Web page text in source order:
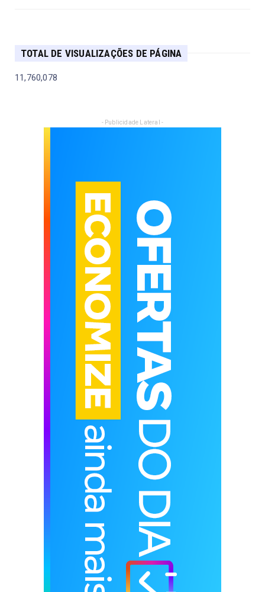
TOTAL DE VISUALIZAÇÕES DE PÁGINA
11,760,078
- Publicidade Lateral -